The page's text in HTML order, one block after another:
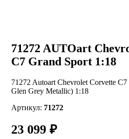
71272 AUTOart
C7 Grand Sport 1:18
71272 Autoart Chevrolet Corvette
Glen Grey Metallic) 1:18
Артикул: 71272
23 099 ₽